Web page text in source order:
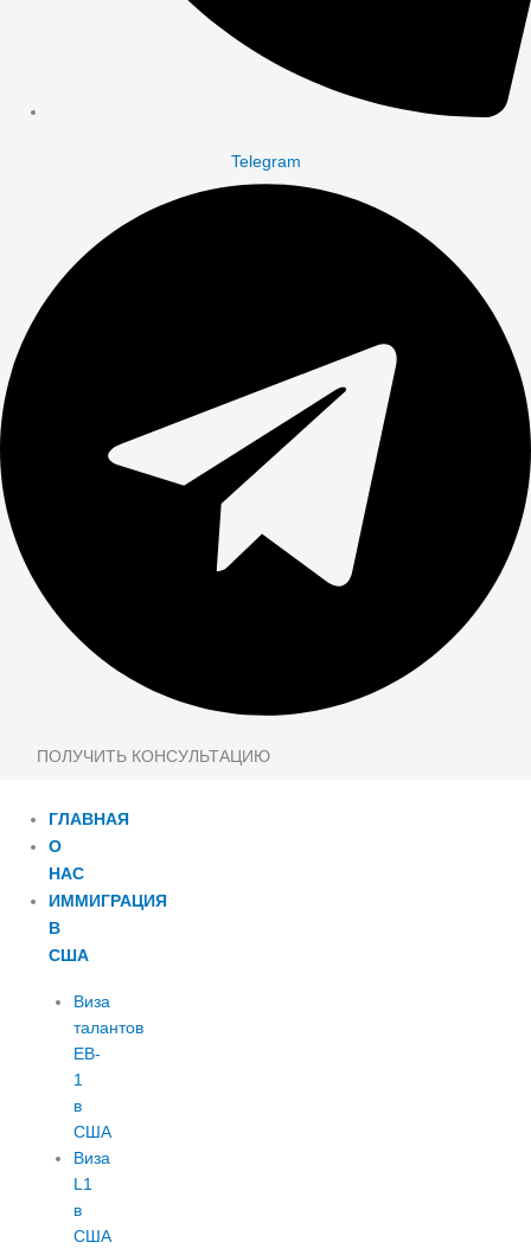
Telegram
ПОЛУЧИТЬ КОНСУЛЬТАЦИЮ
ГЛАВНАЯ
О
НАС
ИММИГРАЦИЯ
В
США
Виза
талантов
EB-
1
в
США
Виза
L1
в
США